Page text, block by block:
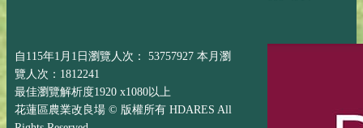
自115年1月1日瀏覽人次： 53757927 本月瀏
覽人次：1812241
最佳瀏覽解析度1920 x1080以上
花蓮區農業改良場 © 版權所有 HDARES All